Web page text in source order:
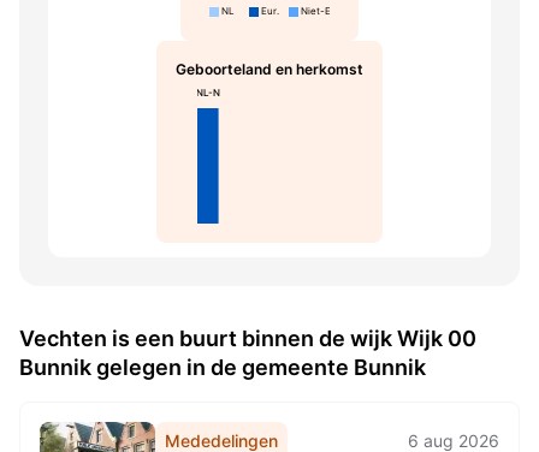
NL Eur. Niet-Eur.
Geboorteland en herkomst
NL-N
Vechten is een buurt binnen de wijk Wijk 00
Bunnik gelegen in de gemeente Bunnik
Mededelingen 6 aug 2026